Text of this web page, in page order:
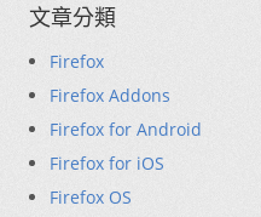
文章分類
Firefox
Firefox Addons
Firefox for Android
Firefox for iOS
Firefox OS